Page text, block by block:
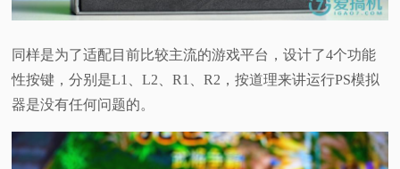
同样是为了适配目前比较主流的游戏平台，设计了4个功能
性按键，分别是L1、L2、R1、R2，按道理来讲运行PS模拟
器是没有任何问题的。